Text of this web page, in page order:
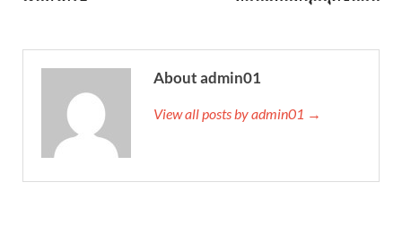
About admin01
View all posts by admin01 →